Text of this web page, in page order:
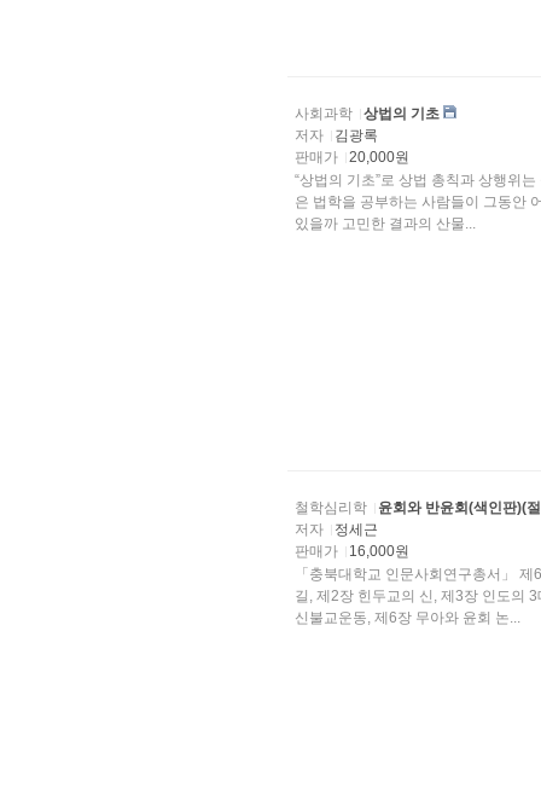
사회과학
상법의 기초
저자
김광록
판매가
20,000원
“상법의 기초”로 상법 총칙과 상행위
은 법학을 공부하는 사람들이 그동안
있을까 고민한 결과의 산물...
철학심리학
윤회와 반윤회(색인판)(
저자
정세근
판매가
16,000원
「충북대학교 인문사회연구총서」
길, 제2장 힌두교의 신, 제3장 인도의
신불교운동, 제6장 무아와 윤회 논...